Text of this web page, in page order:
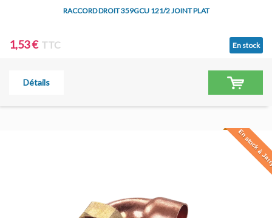
RACCORD DROIT 359GCU 121/2 JOINT PLAT
1,53 € TTC En stock
Détails
En stock à